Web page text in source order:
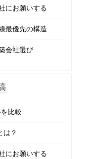
にお願いする
最優先の構造
会社選び
比較
は？
にお願いする